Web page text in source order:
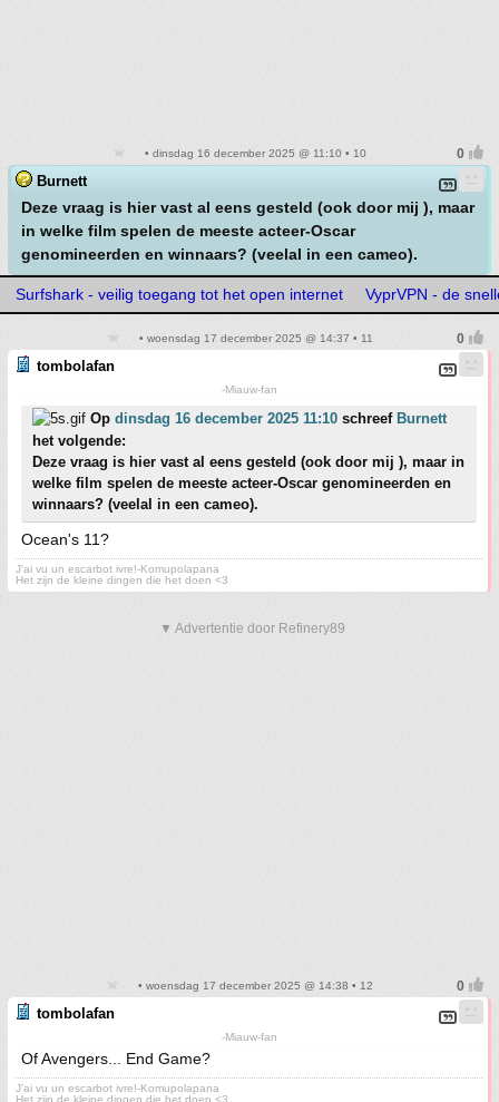
• dinsdag 16 december 2025 @ 11:10 • 10
Burnett
Deze vraag is hier vast al eens gesteld (ook door mij ), maar
in welke film spelen de meeste acteer-Oscar
genomineerden en winnaars? (veelal in een cameo).
Surfshark - veilig toegang tot het open internet VyprVPN - de
• woensdag 17 december 2025 @ 14:37 • 11
tombolafan
-Miauw-fan
Op dinsdag 16 december 2025 11:10 schreef Burnett
het volgende:
Deze vraag is hier vast al eens gesteld (ook door mij ), maar in
welke film spelen de meeste acteer-Oscar genomineerden en
winnaars? (veelal in een cameo).
Ocean's 11?
J'ai vu un escarbot ivre!-Komupolapana
Het zijn de kleine dingen die het doen <3
▼ Advertentie door Refinery89
• woensdag 17 december 2025 @ 14:38 • 12
tombolafan
-Miauw-fan
Of Avengers... End Game?
J'ai vu un escarbot ivre!-Komupolapana
Het zijn de kleine dingen die het doen <3